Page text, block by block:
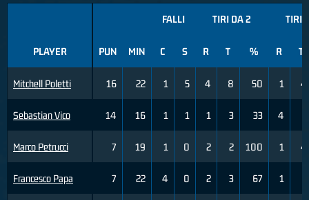
PLAYER
Mitchell Poletti
Sebastian Vico
Marco Petrucci
Francesco Papa
FALLI TIRI DA 2 TIRI
PUN MIN C S R T % R T
16 22 1 5 4 8 50 1 4
14 16 1 1 1 3 33 4
7 19 1 0 2 2 100 1 4
7 22 4 0 2 3 67 1